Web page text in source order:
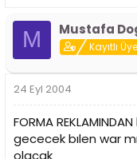
M Mustafa
Kayıtlı Üye
24 Eyl 2004
FORMA
gececek bılen war